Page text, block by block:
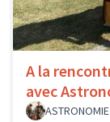
A la
avec